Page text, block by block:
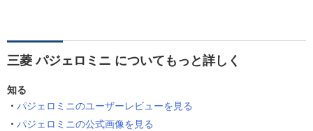
三菱 パジェロミニ についてもっと詳しく
知る
パジェロミニのユーザーレビューを見る
パジェロミニの公式画像を見る